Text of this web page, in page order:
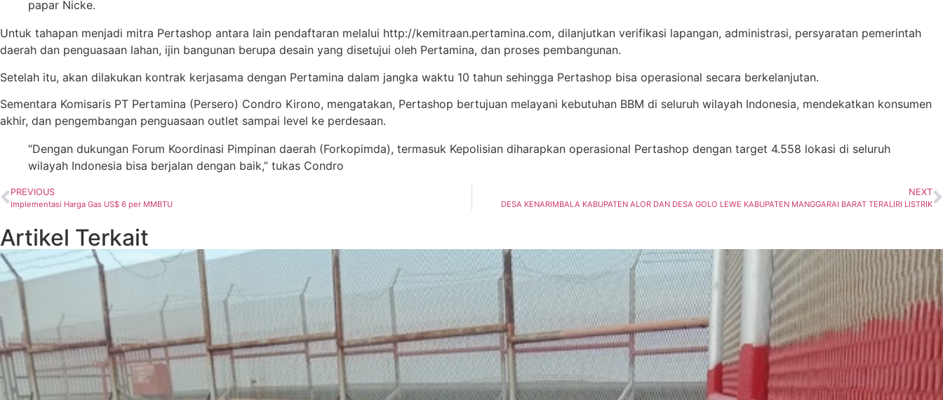
papar Nicke.
Untuk tahapan menjadi mitra Pertashop antara lain pendaftaran melalui http://kemitraan.pertamina.com, dilanjutkan verifikasi lapangan, administrasi, persyaratan pemerintah
daerah dan penguasaan lahan, ijin bangunan berupa desain yang disetujui oleh Pertamina, dan proses pembangunan.
Setelah itu, akan dilakukan kontrak kerjasama dengan Pertamina dalam jangka waktu 10 tahun sehingga Pertashop bisa operasional secara berkelanjutan.
Sementara Komisaris PT Pertamina (Persero) Condro Kirono, mengatakan, Pertashop bertujuan melayani kebutuhan BBM di seluruh wilayah Indonesia, mendekatkan konsumen
akhir, dan pengembangan penguasaan outlet sampai level ke perdesaan.
“Dengan dukungan Forum Koordinasi Pimpinan daerah (Forkopimda), termasuk Kepolisian diharapkan operasional Pertashop dengan target 4.558 lokasi di seluruh
wilayah Indonesia bisa berjalan dengan baik,” tukas Condro
PREVIOUS
Implementasi Harga Gas US$ 6 per MMBTU
NEXT
DESA KENARIMBALA KABUPATEN ALOR DAN DESA GOLO LEWE KABUPATEN MANGGARAI BARAT TERALIRI LISTRIK
Artikel Terkait